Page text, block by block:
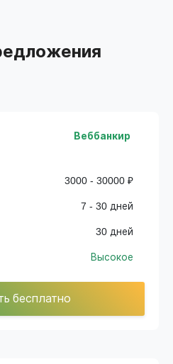
Веббанкир
3000 - 30000 ₽
7 - 30 дней
30 дней
Высокое
бесплатно